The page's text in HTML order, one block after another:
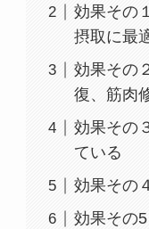
効果その
摂取に最
効果その
復、筋肉
効果その
ている
効果その
効果その